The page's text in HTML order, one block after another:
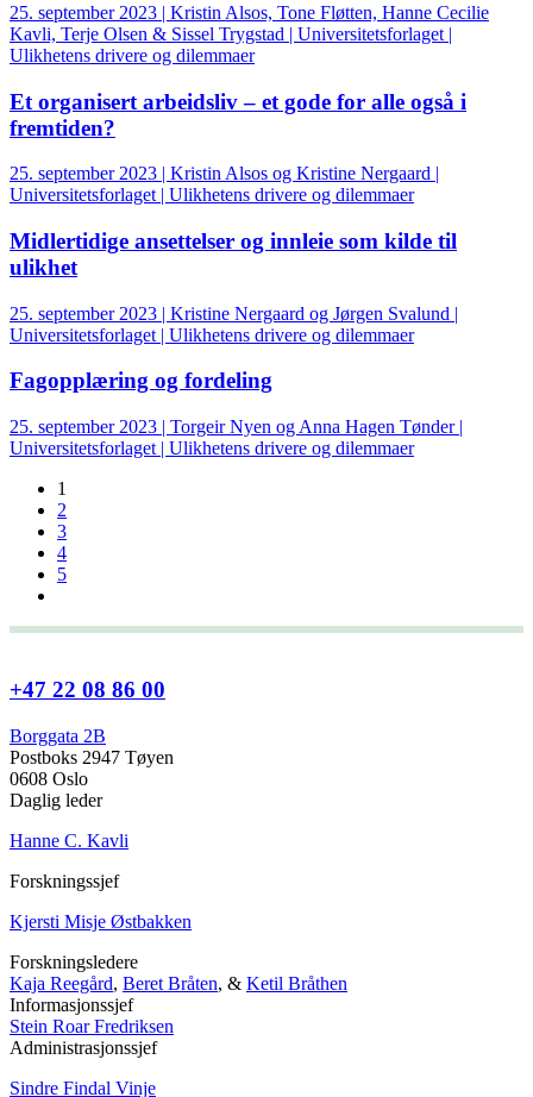
25. september 2023 | Kristin Alsos, Tone Fløtten, Hanne Cecilie
Kavli, Terje Olsen & Sissel Trygstad | Universitetsforlaget |
Ulikhetens drivere og dilemmaer
Et organisert arbeidsliv – et gode for alle også i
fremtiden?
25. september 2023 | Kristin Alsos og Kristine Nergaard |
Universitetsforlaget | Ulikhetens drivere og dilemmaer
Midlertidige ansettelser og innleie som kilde til
ulikhet
25. september 2023 | Kristine Nergaard og Jørgen Svalund |
Universitetsforlaget | Ulikhetens drivere og dilemmaer
Fagopplæring og fordeling
25. september 2023 | Torgeir Nyen og Anna Hagen Tønder |
Universitetsforlaget | Ulikhetens drivere og dilemmaer
1
2
3
4
5
+47 22 08 86 00
Borggata 2B
Postboks 2947 Tøyen
0608 Oslo
Daglig leder
Hanne C. Kavli
Forskningssjef
Kjersti Misje Østbakken
Forskningsledere
Kaja Reegård, Beret Bråten, & Ketil Bråthen
Informasjonssjef
Stein Roar Fredriksen
Administrasjonssjef
Sindre Findal Vinje